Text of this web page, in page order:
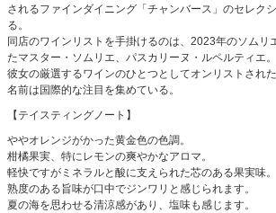
されるファインダイニング「チャンバース」のセレク
る。
同店のワインリストを手掛けるのは、2023年のソムリ
たマスター・ソムリエ、パスカリーヌ・ルペルティエ。
彼女の厳選するワインのひとつとしてオンリストされ
名前は国際的な注目を集めている。
【テイスティングノート】
ややオレンジがかった黄金色の色調。
柑橘果実、特にレモンの爽やかなアロマ。
軽快ですがミネラルと酸に支えられた芯のある果実味。
熟度のある旨味が口中でジンワリと感じられます。
夏の海を思わせる清涼感があり、塩味も感じます。